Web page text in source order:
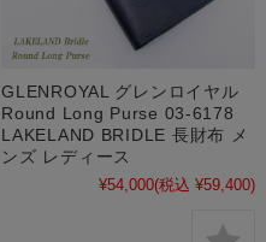
GLENROYAL グレンロイヤル
Round Long Purse 03-6178
LAKELAND BRIDLE 長財布 メ
ンズ レディース
¥54,000(税込 ¥59,400)